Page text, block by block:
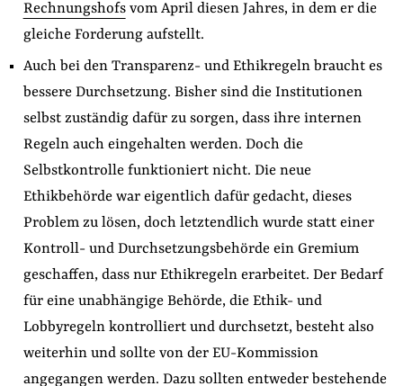
Rechnungshofsvom April diesen Jahres, in dem er die
gleiche Forderung aufstellt.
Auch bei den Transparenz- und Ethikregeln braucht es
bessere Durchsetzung. Bisher sind die Institutionen
selbst zuständig dafür zu sorgen, dass ihre internen
Regeln auch eingehalten werden. Doch die
Selbstkontrolle funktioniert nicht. Die neue
Ethikbehörde war eigentlich dafür gedacht, dieses
Problem zu lösen, doch letztendlich wurde statt einer
Kontroll- und Durchsetzungsbehörde ein Gremium
geschaffen, dass nur Ethikregeln erarbeitet. Der Bedarf
für eine unabhängige Behörde, die Ethik- und
Lobbyregeln kontrolliert und durchsetzt, besteht also
weiterhin und sollte von der EU-Kommission
angegangen werden. Dazu sollten entweder bestehende